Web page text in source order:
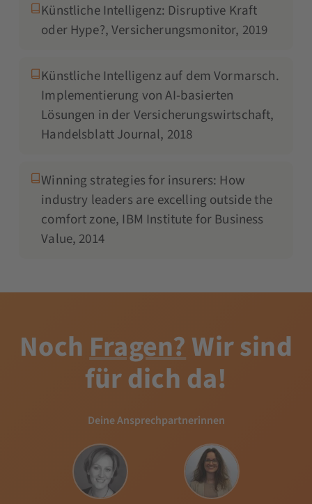
Künstliche Intelligenz: Disruptive Kraft
oder Hype?, Versicherungsmonitor, 2019
Künstliche Intelligenz auf dem Vormarsch.
Implementierung von AI-basierten
Lösungen in der Versicherungswirtschaft,
Handelsblatt Journal, 2018
Winning strategies for insurers: How
industry leaders are excelling outside the
comfort zone, IBM Institute for Business
Value, 2014
NochFragen?Wir sind
für dich da!
Deine Ansprechpartnerinnen